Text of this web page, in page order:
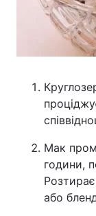
Мак
години,
або